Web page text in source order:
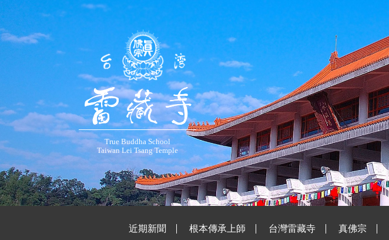
True Buddha School
Taiwan Lei Tsang Temple
近期新聞 根本傳承上師 台灣雷藏寺 真佛宗